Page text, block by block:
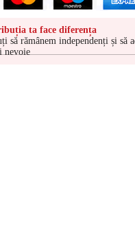
ta face diferența
să rămânem independenți și să
nevoie